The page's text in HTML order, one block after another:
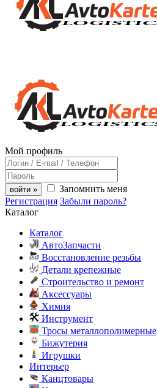
Мой профиль
войти »
Запомнить меня
Регистрация Забыли пароль?
Каталог
Каталог
АвтоЗапчасти
Восстановление резьбы
Детали крепежные
Строительство и ремонт
Аксессуары
Химия
Инструмент
Тросы металлополимерные
Бижутерия
Игрушки
Интерьер
Канцтовары